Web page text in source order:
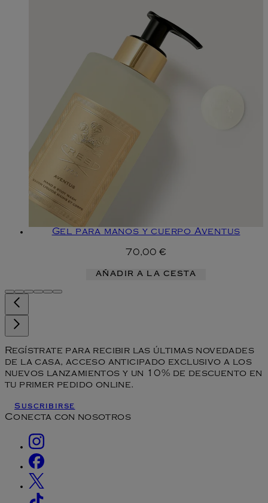
Gel para manos y cuerpo Aventus
70,00 €
AÑADIR A LA CESTA
Regístrate para recibir las últimas novedades
de la casa, acceso anticipado exclusivo a los
nuevos lanzamientos y un 10% de descuento en
tu primer pedido online.
Suscribirse
Conecta con nosotros